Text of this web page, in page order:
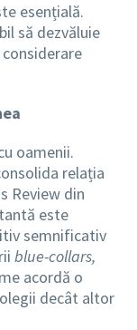
esențială.
să dezvăluie
oamenii.
relația
Review din
este
semnificativ
blue-collars,
acordă o
decât altor